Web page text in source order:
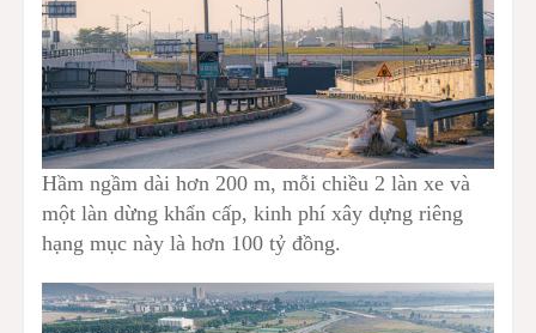
Hầm ngầm dài hơn 200 m, mỗi chiều 2 làn xe và
một làn dừng khẩn cấp, kinh phí xây dựng riêng
hạng mục này là hơn 100 tỷ đồng.